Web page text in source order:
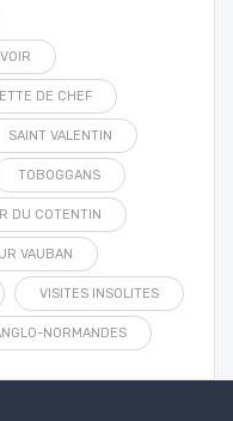
DE CHEF
SAINT VALENTIN
TOBOGGANS
DU COTENTIN
VAUBAN
VISITES INSOLITES
NORMANDES